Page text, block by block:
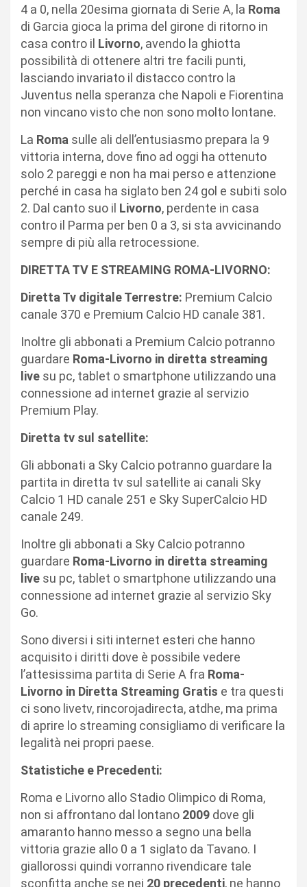
4 a 0, nella 20esima giornata di Serie A, la Roma
di Garcia gioca la prima del girone di ritorno in
casa contro il Livorno, avendo la ghiotta
possibilità di ottenere altri tre facili punti,
lasciando invariato il distacco contro la
Juventus nella speranza che Napoli e Fiorentina
non vincano visto che non sono molto lontane.
La Roma sulle ali dell’entusiasmo prepara la 9
vittoria interna, dove fino ad oggi ha ottenuto
solo 2 pareggi e non ha mai perso e attenzione
perché in casa ha siglato ben 24 gol e subiti solo
2. Dal canto suo il Livorno, perdente in casa
contro il Parma per ben 0 a 3, si sta avvicinando
sempre di più alla retrocessione.
DIRETTA TV E STREAMING ROMA-LIVORNO:
Diretta Tv digitale Terrestre: Premium Calcio
canale 370 e Premium Calcio HD canale 381.
Inoltre gli abbonati a Premium Calcio potranno
guardare Roma-Livorno in diretta streaming
live su pc, tablet o smartphone utilizzando una
connessione ad internet grazie al servizio
Premium Play.
Diretta tv sul satellite:
Gli abbonati a Sky Calcio potranno guardare la
partita in diretta tv sul satellite ai canali Sky
Calcio 1 HD canale 251 e Sky SuperCalcio HD
canale 249.
Inoltre gli abbonati a Sky Calcio potranno
guardare Roma-Livorno in diretta streaming
live su pc, tablet o smartphone utilizzando una
connessione ad internet grazie al servizio Sky
Go.
Sono diversi i siti internet esteri che hanno
acquisito i diritti dove è possibile vedere
l’attesissima partita di Serie A fra Roma-
Livorno in Diretta Streaming Gratis e tra questi
ci sono livetv, rincorojadirecta, atdhe, ma prima
di aprire lo streaming consigliamo di verificare la
legalità nei propri paese.
Statistiche e Precedenti:
Roma e Livorno allo Stadio Olimpico di Roma,
non si affrontano dal lontano 2009 dove gli
amaranto hanno messo a segno una bella
vittoria grazie allo 0 a 1 siglato da Tavano. I
giallorossi quindi vorranno rivendicare tale
sconfitta anche se nei 20 precedenti, ne hanno